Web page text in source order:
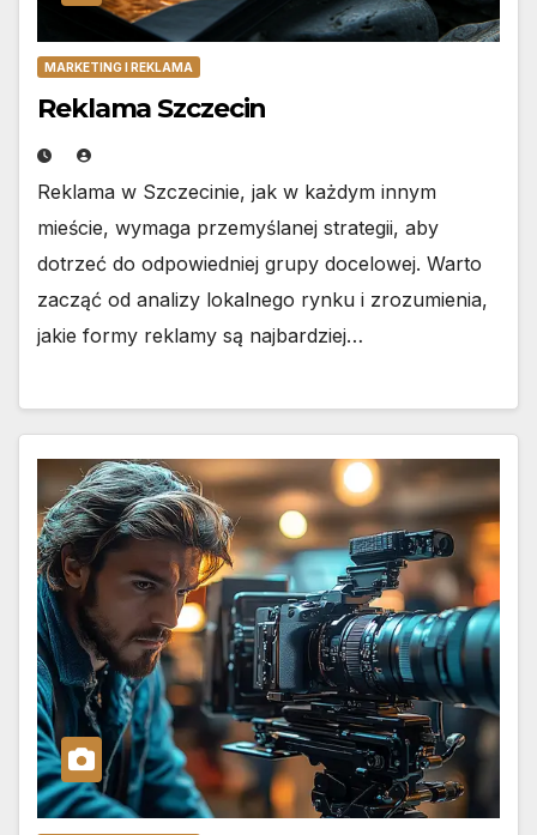
MARKETING I REKLAMA
Reklama Szczecin
Reklama w Szczecinie, jak w każdym innym
mieście, wymaga przemyślanej strategii, aby
dotrzeć do odpowiedniej grupy docelowej. Warto
zacząć od analizy lokalnego rynku i zrozumienia,
jakie formy reklamy są najbardziej…